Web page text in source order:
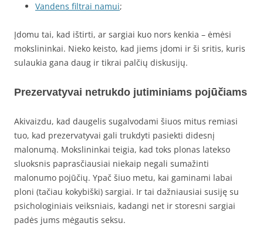
Vandens filtrai namui;
Įdomu tai, kad ištirti, ar sargiai kuo nors kenkia – ėmėsi
mokslininkai. Nieko keisto, kad jiems įdomi ir ši sritis, kuris
sulaukia gana daug ir tikrai palčių diskusijų.
Prezervatyvai netrukdo jutiminiams pojūčiams
Akivaizdu, kad daugelis sugalvodami šiuos mitus remiasi
tuo, kad prezervatyvai gali trukdyti pasiekti didesnį
malonumą. Mokslininkai teigia, kad toks plonas latekso
sluoksnis paprasčiausiai niekaip negali sumažinti
malonumo pojūčių. Ypač šiuo metu, kai gaminami labai
ploni (tačiau kokybiški) sargiai. Ir tai dažniausiai susiję su
psichologiniais veiksniais, kadangi net ir storesni sargiai
padės jums mėgautis seksu.